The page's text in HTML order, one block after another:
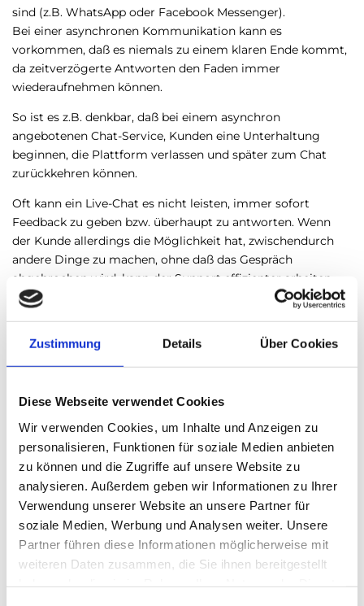
Zustimmung Details Über Cookies
Diese Webseite verwendet Cookies
Wir verwenden Cookies, um Inhalte und Anzeigen zu
personalisieren, Funktionen für soziale Medien anbieten
zu können und die Zugriffe auf unsere Website zu
analysieren. Außerdem geben wir Informationen zu Ihrer
Verwendung unserer Website an unsere Partner für
soziale Medien, Werbung und Analysen weiter. Unsere
Partner führen diese Informationen möglicherweise mit
weiteren Daten zusammen, die Sie ihnen bereitgestellt
sind (z.B. WhatsApp oder Facebook Messenger).
Bei einer asynchronen Kommunikation kann es
vorkommen, daß es niemals zu einem klaren Ende kommt,
da zeitverzögerte Antworten den Faden immer
wiederaufnehmen können.
So ist es z.B. denkbar, daß bei einem asynchron
angebotenen Chat-Service, Kunden eine Unterhaltung
beginnen, die Plattform verlassen und später zum Chat
zurückkehren können.
Oft kann ein Live-Chat es nicht leisten, immer sofort
Feedback zu geben bzw. überhaupt zu antworten. Wenn
der Kunde allerdings die Möglichkeit hat, zwischendurch
andere Dinge zu machen, ohne daß das Gespräch
abgebrochen wird, kann der Support effizienter arbeiten,
ohne daß der Kunde an das Chatfenster gebunden ist.
TIP: Lesen Sie weiter in der neuen Studie „Multiple
Communication!“. Weitere Informationen sind hier zu
finden:www.DieServiceForscher.de
Autorenprofil
Dirk Zimmermann interessiert sich besonders für die
Entwicklung und Etablierung des Service im nationalen wie
internationalen Wirtschaftskontext.
Er hat zahlreiche Studien, Umfragen, Fachbeiträge und
andere Publikationen veröffentlicht und ist zudem Autor
der Bücher „Faktor Service – Was Kunden wirklich
brauchen“, „Service erfolgreich machen“, „Service besser
kommunizieren“ sowie Co- Autor des Buches „Praxis-